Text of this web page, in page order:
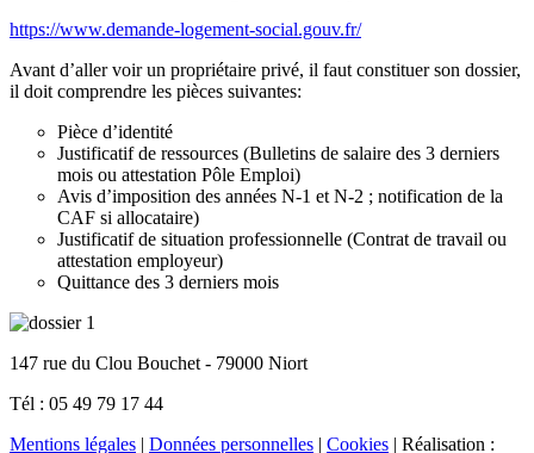
https://www.demande-logement-social.gouv.fr/
Avant d’aller voir un propriétaire privé, il faut constituer son dossier,
il doit comprendre les pièces suivantes:
Pièce d’identité
Justificatif de ressources (Bulletins de salaire des 3 derniers
mois ou attestation Pôle Emploi)
Avis d’imposition des années N-1 et N-2 ; notification de la
CAF si allocataire)
Justificatif de situation professionnelle (Contrat de travail ou
attestation employeur)
Quittance des 3 derniers mois
147 rue du Clou Bouchet - 79000 Niort
Tél : 05 49 79 17 44
Mentions légales | Données personnelles | Cookies | Réalisation :